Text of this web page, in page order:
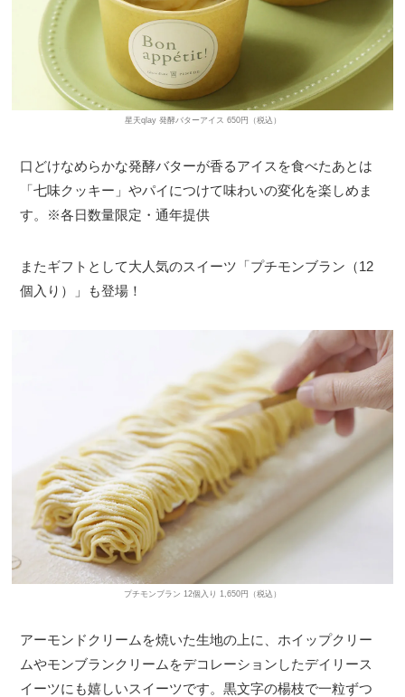
星天qlay 発酵バターアイス 650円（税込）
口どけなめらかな発酵バターが香るアイスを食べたあとは
「七味クッキー」やパイにつけて味わいの変化を楽しめま
す。※各日数量限定・通年提供
またギフトとして大人気のスイーツ「プチモンブラン（12
個入り）」も登場！
プチモンブラン 12個入り 1,650円（税込）
アーモンドクリームを焼いた生地の上に、ホイップクリー
ムやモンブランクリームをデコレーションしたデイリース
イーツにも嬉しいスイーツです。黒文字の楊枝で一粒ずつ